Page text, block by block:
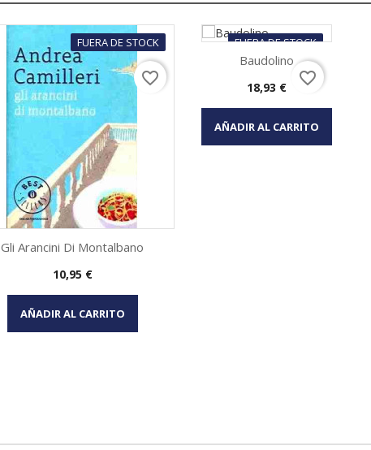
FUERA DE STOCK
Vista rápida
Gli Arancini Di Montalbano
Precio
10,95 €
AÑADIR AL CARRITO
favorite_border
FUERA DE STOCK
Vista rápida
Baudolino
Precio
18,93 €
AÑADIR AL CARRITO
favorite_border